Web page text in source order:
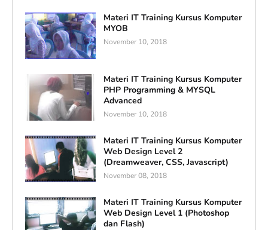
Materi IT Training Kursus Komputer
MYOB
November 10, 2018
Materi IT Training Kursus Komputer
PHP Programming & MYSQL
Advanced
November 10, 2018
Materi IT Training Kursus Komputer
Web Design Level 2
(Dreamweaver, CSS, Javascript)
November 08, 2018
Materi IT Training Kursus Komputer
Web Design Level 1 (Photoshop
dan Flash)